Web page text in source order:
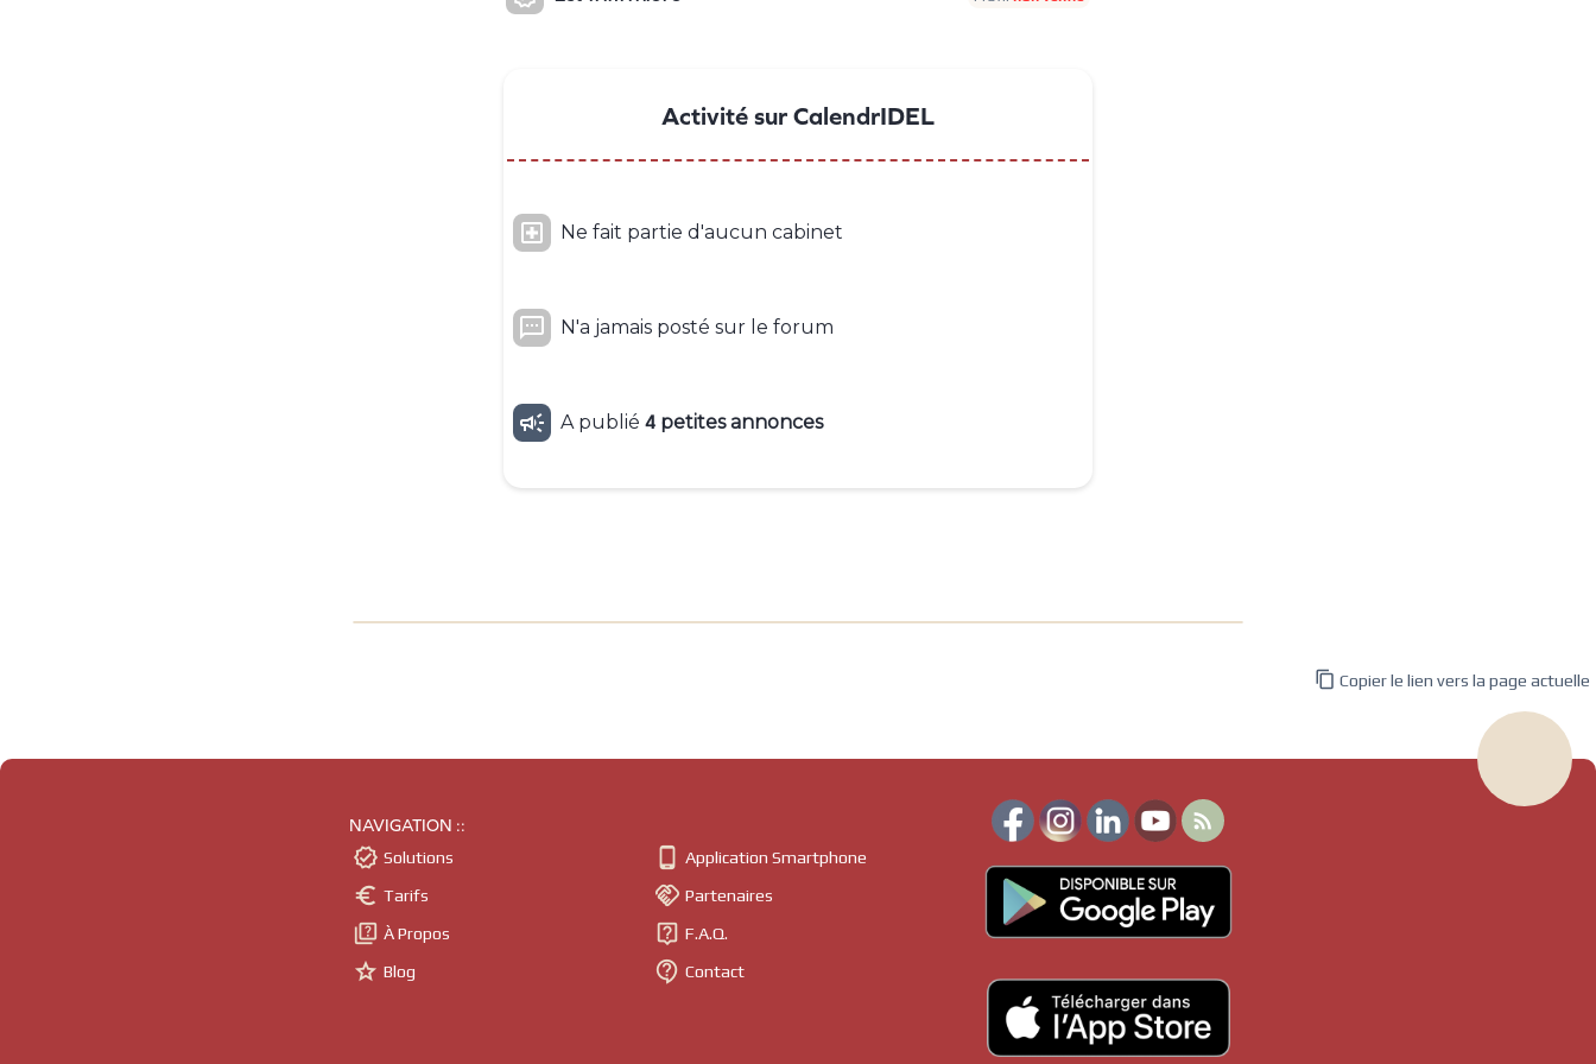
Activité sur CalendrIDEL
 Ne fait partie d'aucun cabinet
 N'a jamais posté sur le forum
 A publié 4 petitesannonces
 Copier le lien vers la page actuelle
NAVIGATION ::
 Solutions
 Tarifs
 À Propos
 Blog
 Application Smartphone
 Partenaires
 F.A.Q.
 Contact
